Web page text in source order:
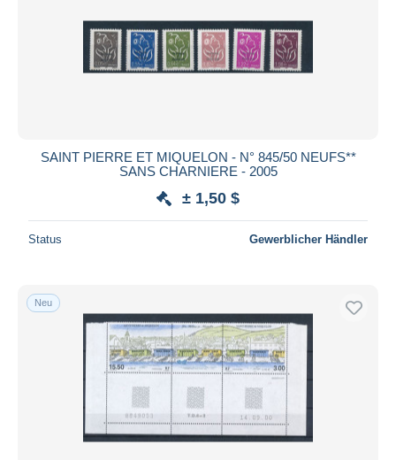
SAINT PIERRE ET MIQUELON - N° 845/50 NEUFS**
SANS CHARNIERE - 2005
± 1,50 $
Status Gewerblicher Händler
Neu